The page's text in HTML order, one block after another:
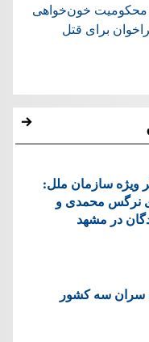
محکومیت خون‌خواهی
برای قتل
ویژه سازمان ملل:
نرگس محمدی و
در مشهد
سران سه کشور